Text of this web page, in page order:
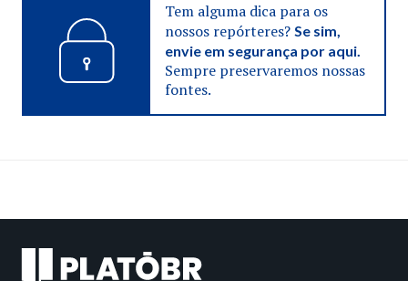
Tem alguma dica para os
nossos repórteres? Se sim,
envie em segurança por aqui.
Sempre preservaremos nossas
fontes.